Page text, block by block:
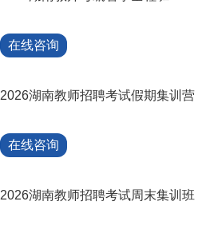
在线咨询
2026湖南教师招聘考试假期集训营
在线咨询
2026湖南教师招聘考试周末集训班